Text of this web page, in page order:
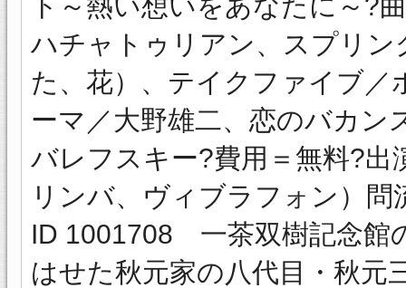
ハチャトゥリアン、スプリ
た、花）、テイクファイブ
ーマ／大野雄二、恋のバカン
バレフスキー?費用＝無料?出
リンバ、ヴィブラフォン）
ID 1001708 一茶双樹記念館
はせた秋元家の八代目・秋元